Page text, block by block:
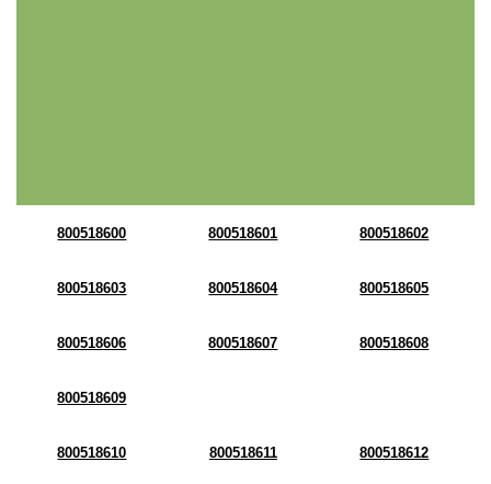
800518600 800518601 800518602
800518603 800518604 800518605
800518606 800518607 800518608
800518609
800518610 800518611 800518612